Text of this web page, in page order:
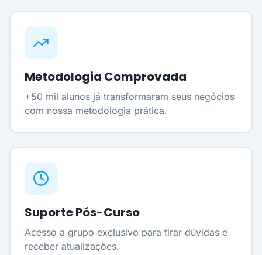
Metodologia Comprovada
+50 mil alunos já transformaram seus negócios
com nossa metodologia prática.
Suporte Pós-Curso
Acesso a grupo exclusivo para tirar dúvidas e
receber atualizações.